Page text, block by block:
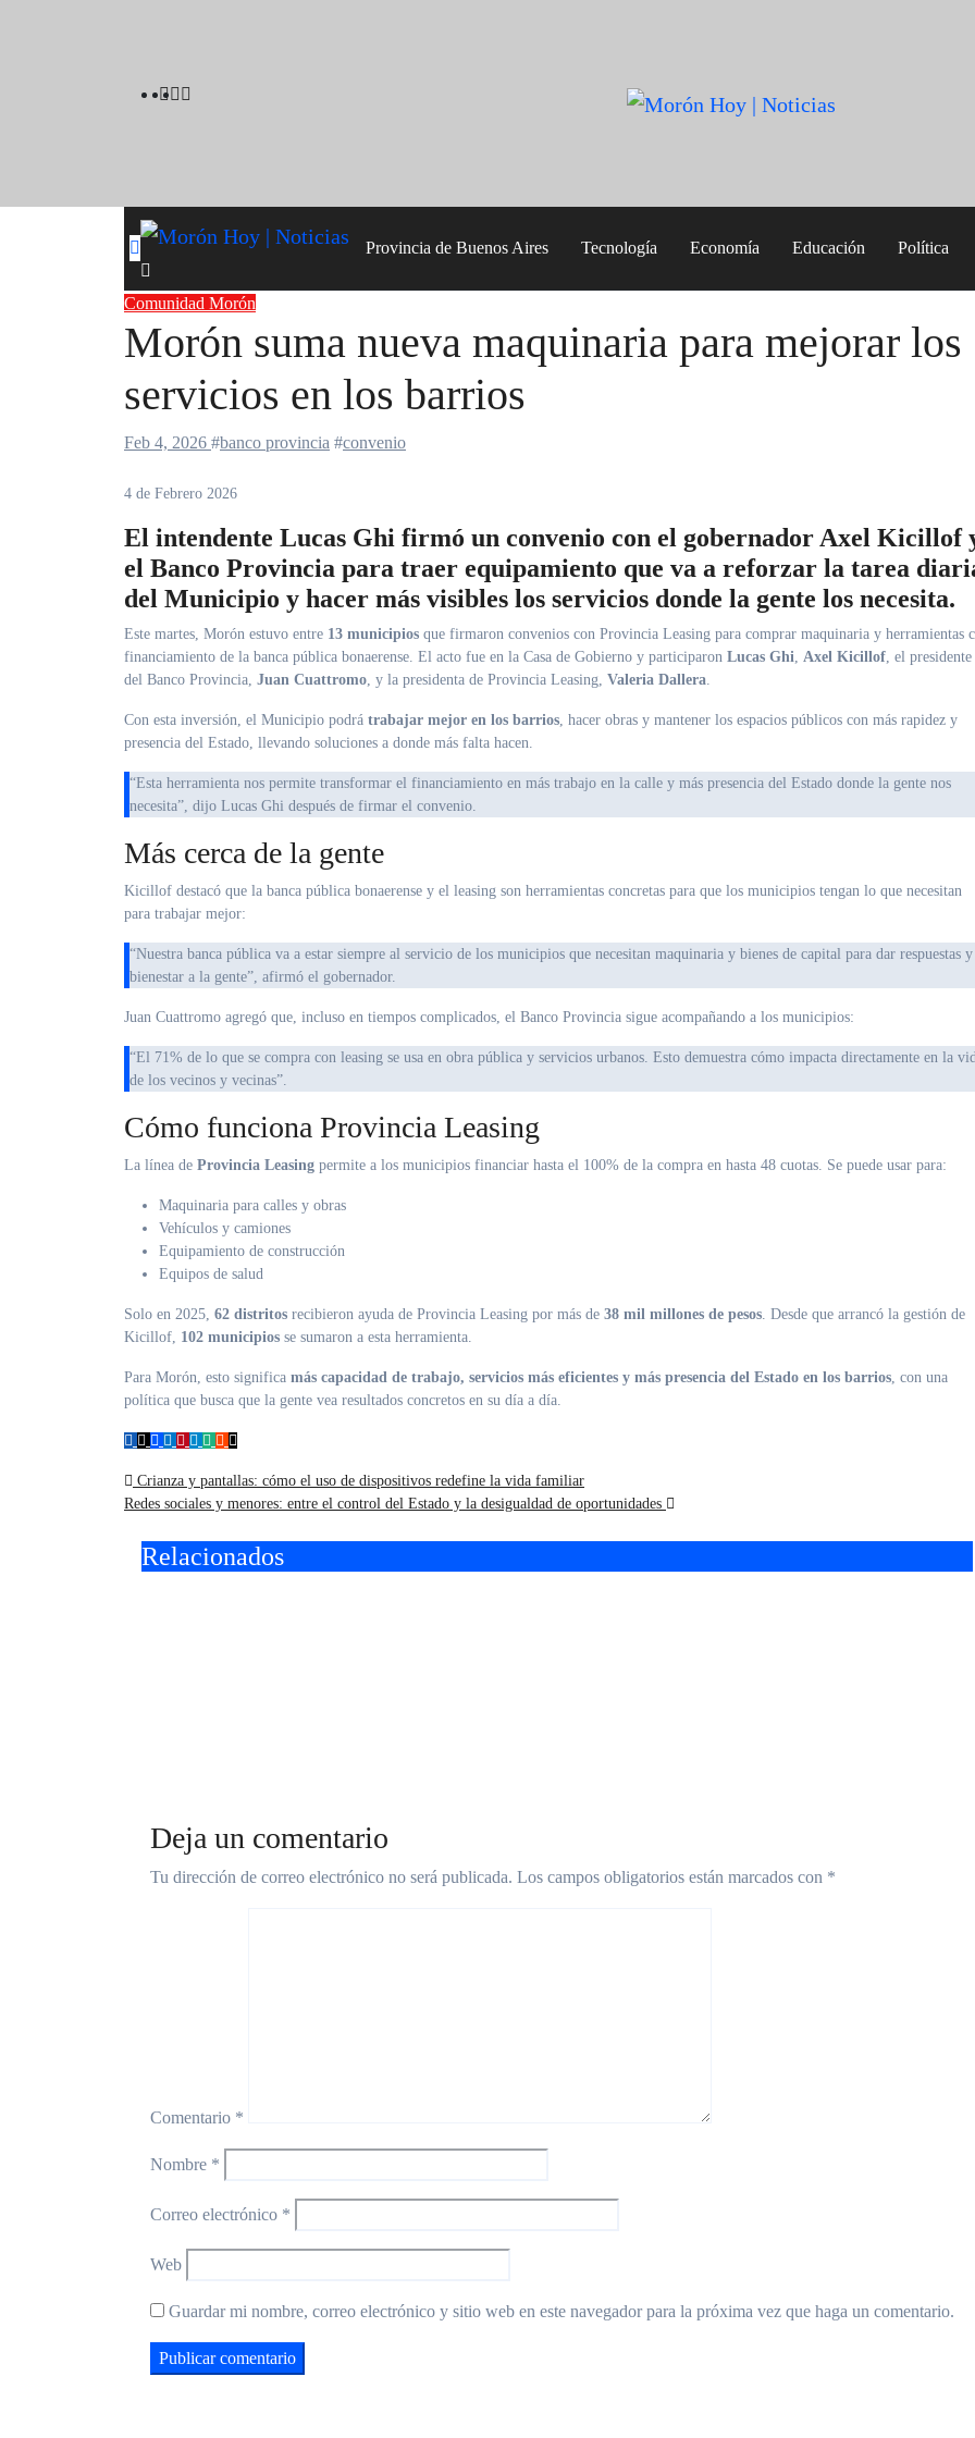
Provincia de Buenos Aires Tecnología Economía Educación Política
Comunidad Morón
Morón suma nueva maquinaria para mejorar los
servicios en los barrios
Feb 4, 2026 #banco provincia #convenio
4 de Febrero 2026
El intendente Lucas Ghi firmó un convenio con el gobernador Axel Kicillof
el Banco Provincia para traer equipamiento que va a reforzar la tarea
del Municipio y hacer más visibles los servicios donde la gente los necesita.
Este martes, Morón estuvo entre 13 municipios que firmaron convenios con Provincia Leasing para comprar maquinaria y herramientas
financiamiento de la banca pública bonaerense. El acto fue en la Casa de Gobierno y participaron Lucas Ghi, Axel Kicillof, el presidente
del Banco Provincia, Juan Cuattromo, y la presidenta de Provincia Leasing, Valeria Dallera.
Con esta inversión, el Municipio podrá trabajar mejor en los barrios, hacer obras y mantener los espacios públicos con más rapidez y
presencia del Estado, llevando soluciones a donde más falta hacen.
“Esta herramienta nos permite transformar el financiamiento en más trabajo en la calle y más presencia del Estado donde la gente nos
necesita”, dijo Lucas Ghi después de firmar el convenio.
Más cerca de la gente
Kicillof destacó que la banca pública bonaerense y el leasing son herramientas concretas para que los municipios tengan lo que necesitan
para trabajar mejor:
“Nuestra banca pública va a estar siempre al servicio de los municipios que necesitan maquinaria y bienes de capital para dar respuestas y
bienestar a la gente”, afirmó el gobernador.
Juan Cuattromo agregó que, incluso en tiempos complicados, el Banco Provincia sigue acompañando a los municipios:
“El 71% de lo que se compra con leasing se usa en obra pública y servicios urbanos. Esto demuestra cómo impacta directamente en la vida
de los vecinos y vecinas”.
Cómo funciona Provincia Leasing
La línea de Provincia Leasing permite a los municipios financiar hasta el 100% de la compra en hasta 48 cuotas. Se puede usar para:
Maquinaria para calles y obras
Vehículos y camiones
Equipamiento de construcción
Equipos de salud
Solo en 2025, 62 distritos recibieron ayuda de Provincia Leasing por más de 38 mil millones de pesos. Desde que arrancó la gestión de
Kicillof, 102 municipios se sumaron a esta herramienta.
Para Morón, esto significa más capacidad de trabajo, servicios más eficientes y más presencia del Estado en los barrios, con una
política que busca que la gente vea resultados concretos en su día a día.
Navegación
de
entradas
Crianza y pantallas: cómo el uso de dispositivos redefine la vida familiar
Redes sociales y menores: entre el control del Estado y la desigualdad de oportunidades
Relacionados
Deja un comentario
Tu dirección de correo electrónico no será publicada. Los campos obligatorios están marcados con *
Comentario *
Nombre *
Correo electrónico *
Web
Guardar mi nombre, correo electrónico y sitio web en este navegador para la próxima vez que haga un comentario.